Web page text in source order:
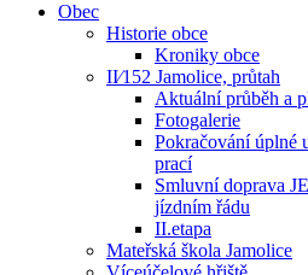
Obec
Historie obce
Kroniky obce
II⁄152 Jamolice, průtah
Aktuální průběh a
Fotogalerie
Pokračování úplné
prací
Smluvní doprava
jízdním řádu
II.etapa
Mateřská škola Jamolice